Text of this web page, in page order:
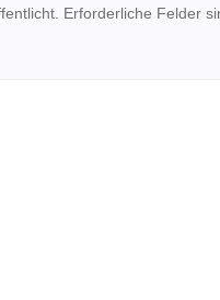
Erforderliche Felder